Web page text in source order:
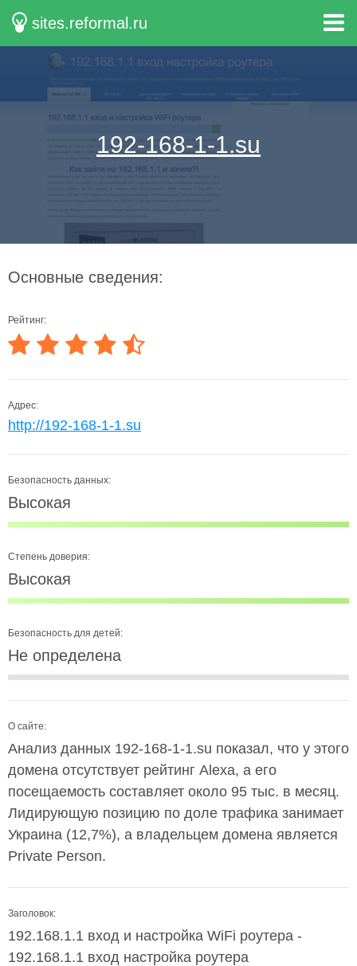
sites.reformal.ru
192-168-1-1.su
Основные сведения:
Рейтинг:
Адрес:
http://192-168-1-1.su
Безопасность данных:
Высокая
Степень доверия:
Высокая
Безопасность для детей:
Не определена
О сайте:
Анализ данных 192-168-1-1.su показал, что у этого
домена отсутствует рейтинг Alexa, а его
посещаемость составляет около 95 тыс. в месяц.
Лидирующую позицию по доле трафика занимает
Украина (12,7%), а владельцем домена является
Private Person.
Заголовок:
192.168.1.1 вход и настройка WiFi роутера -
192.168.1.1 вход настройка роутера